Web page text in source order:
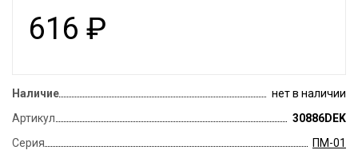
616 ₽
Наличие
нет в наличии
Артикул
30886DEK
Серия
ПМ-01